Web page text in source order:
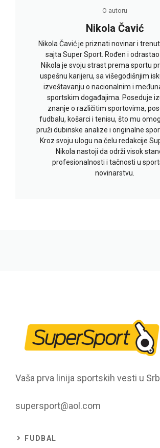
O autoru
Nikola Čavić
Nikola Čavić je priznati novinar i
sajta Super Sport. Rođen i odrastao
Nikola je svoju strast prema sportu
uspešnu karijeru, sa višegodišnjim
izveštavanju o nacionalnim i
sportskim događajima. Poseduje
znanje o različitim sportovima,
fudbalu, košarci i tenisu, što mu
pruži dubinske analize i originalne
Kroz svoju ulogu na čelu redakcije
Nikola nastoji da održi visok
profesionalnosti i tačnosti u
novinarstvu.
Vaša prva linija sportskih vesti u
supersport@aol.com
FUDBAL